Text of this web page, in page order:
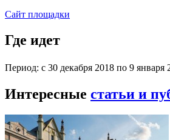
Сайт площадки
Где идет
Период: с 30 декабря 2018 по 9 января
Интересные статьи и